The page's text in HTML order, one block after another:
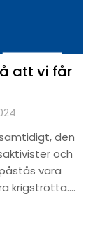
att vi får
den
och
vara
krigströtta….